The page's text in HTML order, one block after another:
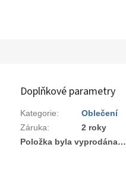
Doplňkové parametry
Kategorie:
Oblečení
Záruka:
2 roky
Položka byla vyprodána…